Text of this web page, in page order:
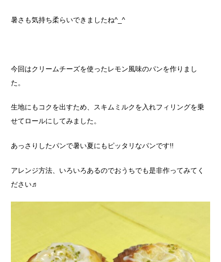
暑さも気持ち柔らいできましたね^_^
今回はクリームチーズを使ったレモン風味のパンを作りまし
た。
生地にもコクを出すため、スキムミルクを入れフィリングを乗
せてロールにしてみました。
あっさりしたパンで暑い夏にもピッタリなパンです!!
アレンジ方法、いろいろあるのでおうちでも是非作ってみてく
ださい♬